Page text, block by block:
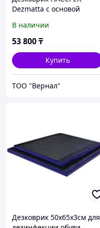
Dezmatta с основой
В наличии
53 800₸
Купить
ТОО "Вернал"
Дезковрик 50x65x3см для